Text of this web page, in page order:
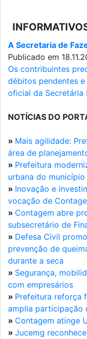
A Secretaria de
Publicado em
Os contribuintes
débitos pendentes
oficial da Secretária
NOTÍCIAS DO
» Mais agilidade:
área de
» Prefeitura
urbana do município
» Inovação e
vocação de
» Contagem abre
subsecretário de
» Defesa Civil
prevenção de
durante a seca
» Segurança,
com empresários
» Prefeitura reforça
amplia participação
» Contagem atinge
» Jucemg